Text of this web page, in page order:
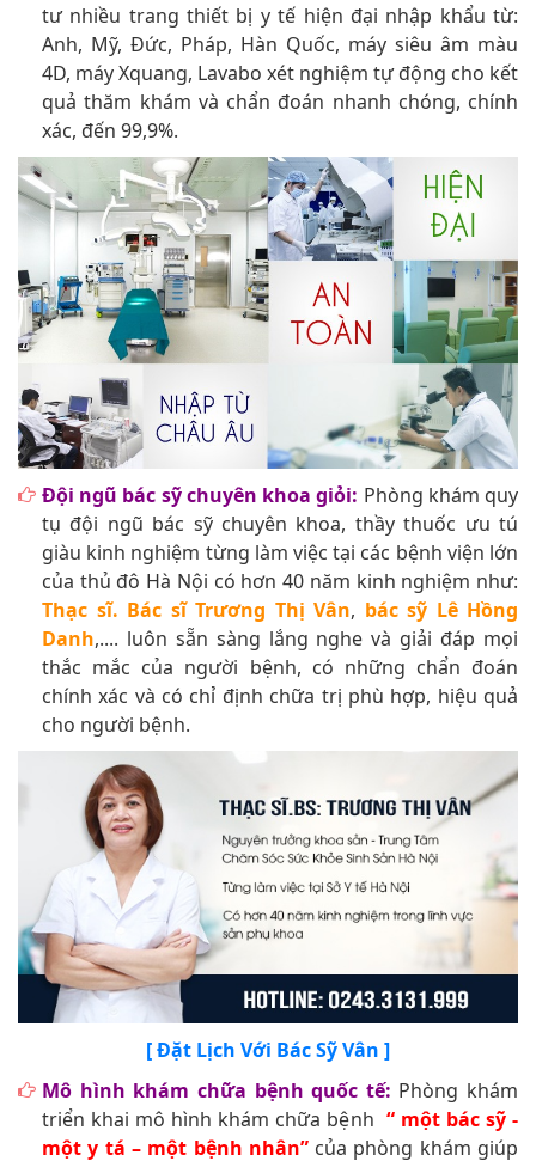
tư nhiều trang thiết bị y tế hiện đại nhập khẩu từ:
Anh, Mỹ, Đức, Pháp, Hàn Quốc, máy siêu âm màu
4D, máy Xquang, Lavabo xét nghiệm tự động cho kết
quả thăm khám và chẩn đoán nhanh chóng, chính
xác, đến 99,9%.
Đội ngũ bác sỹ chuyên khoa giỏi: Phòng khám quy
tụ đội ngũ bác sỹ chuyên khoa, thầy thuốc ưu tú
giàu kinh nghiệm từng làm việc tại các bệnh viện lớn
của thủ đô Hà Nội có hơn 40 năm kinh nghiệm như:
Thạc sĩ. Bác sĩ Trương Thị Vân, bác sỹ Lê Hồng
Danh,.... luôn sẵn sàng lắng nghe và giải đáp mọi
thắc mắc của người bệnh, có những chẩn đoán
chính xác và có chỉ định chữa trị phù hợp, hiệu quả
cho người bệnh.
[ Đặt Lịch Với Bác Sỹ Vân ]
Mô hình khám chữa bệnh quốc tế: Phòng khám
triển khai mô hình khám chữa bệnh “ một bác sỹ -
một y tá – một bệnh nhân”của phòng khám giúp